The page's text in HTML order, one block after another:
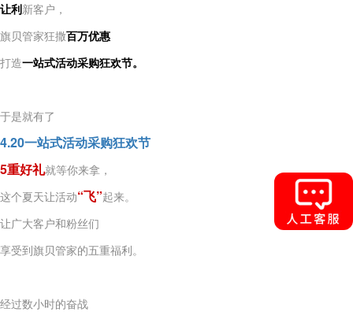
让利新客户，
旗贝管家狂撒百万优惠
打造一站式活动采购狂欢节。
于是就有了
4.20一站式活动采购狂欢节
5重好礼就等你来拿，
这个夏天让活动“飞”起来。
让广大客户和粉丝们
享受到旗贝管家的五重福利。
经过数小时的奋战